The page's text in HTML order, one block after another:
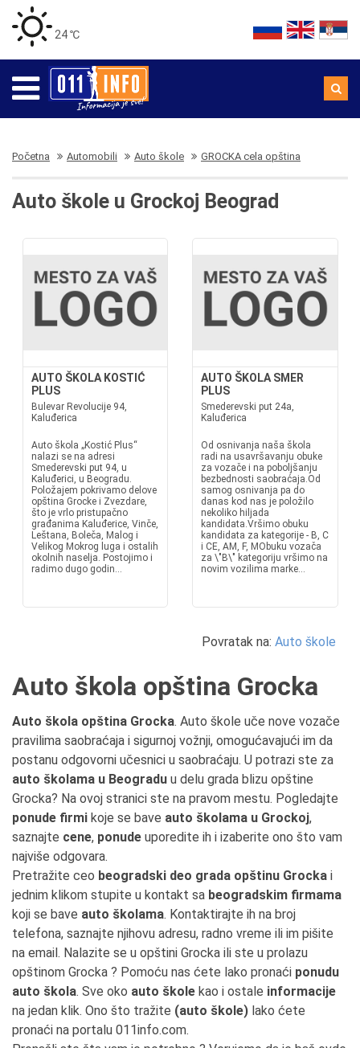
24 ℃
Početna Automobili Auto škole GROCKA cela opština
Auto škole u Grockoj Beograd
AUTO ŠKOLA KOSTIĆ
PLUS
Bulevar Revolucije 94,
Kaluđerica
Auto škola „Kostić Plus“
nalazi se na adresi
Smederevski put 94, u
Kaluđerici, u Beogradu.
Položajem pokrivamo delove
opština Grocke i Zvezdare,
što je vrlo pristupačno
građanima Kaluđerice, Vinče,
Leštana, Boleča, Malog i
Velikog Mokrog luga i ostalih
okolnih naselja. Postojimo i
radimo dugo godin...
AUTO ŠKOLA SMER
PLUS
Smederevski put 24a,
Kaluđerica
Od osnivanja naša škola
radi na usavršavanju obuke
za vozače i na poboljšanju
bezbednosti saobraćaja.Od
samog osnivanja pa do
danas kod nas je položilo
nekoliko hiljada
kandidata.Vršimo obuku
kandidata za kategorije - B, C
i CE, AM, F, MObuku vozača
za \"B\" kategoriju vršimo na
novim vozilima marke...
Povratak na: Auto škole
Auto škola opština Grocka
Auto škola opština Grocka. Auto škole uče nove vozače
pravilima saobraćaja i sigurnoj vožnji, omogućavajući im da
postanu odgovorni učesnici u saobraćaju. U potrazi ste za
auto školama u Beogradu u delu grada blizu opštine
Grocka? Na ovoj stranici ste na pravom mestu. Pogledajte
ponude firmi koje se bave auto školama u Grockoj,
saznajte cene, ponude uporedite ih i izaberite ono što vam
najviše odgovara.
Pretražite ceo beogradski deo grada opštinu Grocka i
jednim klikom stupite u kontakt sa beogradskim firmama
koji se bave auto školama. Kontaktirajte ih na broj
telefona, saznajte njihovu adresu, radno vreme ili im pišite
na email. Nalazite se u opštini Grocka ili ste u prolazu
opštinom Grocka ? Pomoću nas ćete lako pronaći ponudu
auto škola. Sve oko auto škole kao i ostale informacije
na jedan klik. Ono što tražite (auto škole) lako ćete
pronaći na portalu 011info.com.